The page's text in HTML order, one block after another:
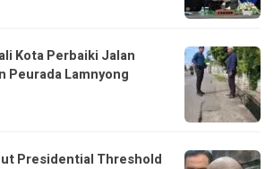
Kota Perbaiki Jalan
Peurada Lamnyong
Presidential Threshold